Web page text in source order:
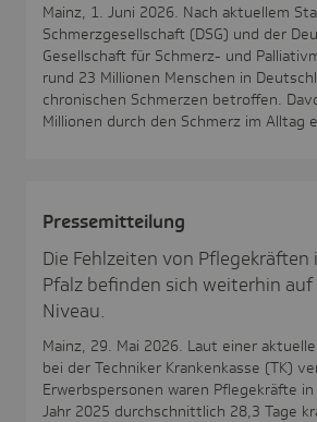
Mainz, 1. Juni 2026. Nach aktuellem
Schmerzgesellschaft (DSG) und der
Gesellschaft für Schmerz- und
rund 23 Millionen Menschen in
chronischen Schmerzen betroffen.
Millionen durch den Schmerz im Alltag
Pres­se­mit­tei­lung
Die Fehlzeiten von Pflegekräften
Pfalz befinden sich weiterhin
Niveau.
Mainz, 29. Mai 2026. Laut einer
bei der Techniker Krankenkasse (TK)
Erwerbspersonen waren Pflegekräfte
Jahr 2025 durchschnittlich 28,3 Tage